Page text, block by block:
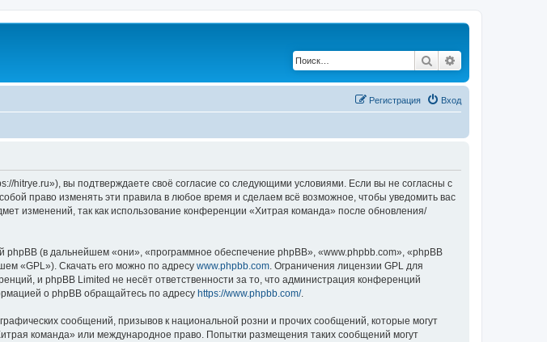
Поиск
Вход
Регистрация
вы подтверждаете своё согласие со следующими условиями. Если вы не согласны с
право изменять эти правила в любое время и сделаем всё возможное, чтобы уведомить вас
изменений, так как использование конференции «Хитрая команда» после обновления/
(в дальнейшем «они», «программное обеспечение phpBB», «www.phpbb.com», «phpBB
«GPL»). Скачать его можно по адресу www.phpbb.com. Ограничения лицензии GPL для
и phpBB Limited не несёт ответственности за то, что администрация конференций
о phpBB обращайтесь по адресу https://www.phpbb.com/.
сообщений, призывов к национальной розни и прочих сообщений, которые могут
команда» или международное право. Попытки размещения таких сообщений могут